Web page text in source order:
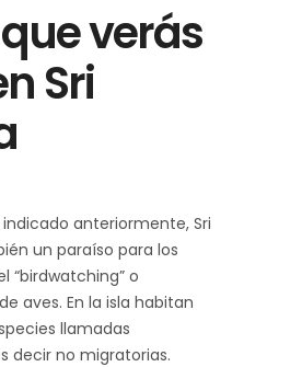
verás
Sri
anteriormente, Sri
un paraíso para los
“birdwatching” o
aves. En la isla habitan
llamadas
decir no migratorias.